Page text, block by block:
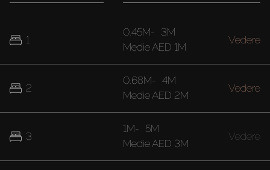
1
2
3
0.45M- 3M
MedieAED 1M
Vedere
0.68M- 4M
MedieAED 2M
Vedere
1M- 5M
MedieAED 3M
Vedere